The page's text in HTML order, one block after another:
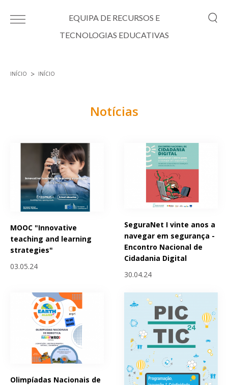
EQUIPA DE RECURSOS E
TECNOLOGIAS EDUCATIVAS
INÍCIO INÍCIO
Notícias
MOOC "Innovative
teaching and learning
strategies"
03.05.24
SeguraNet I vinte anos a
navegar em segurança -
Encontro Nacional de
Cidadania Digital
30.04.24
Olimpíadas Nacionais de
Páginas